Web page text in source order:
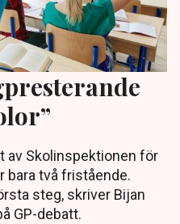
av Skolinspektionen för
bara två fristående.
steg, skriver Bijan
GP-debatt.